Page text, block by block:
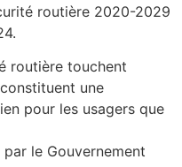
routière 2020-2029
routière touchent
une
pour les usagers que
le Gouvernement